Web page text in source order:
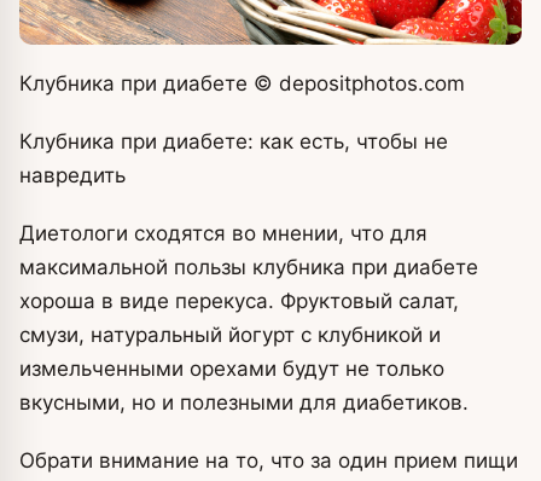
Клубника при диабете © depositphotos.com
Клубника при диабете: как есть, чтобы не
навредить
Диетологи сходятся во мнении, что для
максимальной пользы клубника при диабете
хороша в виде перекуса. Фруктовый салат,
смузи, натуральный йогурт с клубникой и
измельченными орехами будут не только
вкусными, но и полезными для диабетиков.
Обрати внимание на то, что за один прием пищи